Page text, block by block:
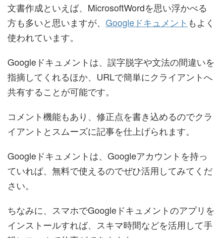
文書作成といえば、MicrosoftWordを思い浮かべる
方も多いと思いますが、 Googleドキュメント もよく
使われています。
Googleドキュメントは、誤字脱字や文法の間違いを
指摘してくれるほか、URLで簡単にクライアントへ
共有することが可能です。
コメント機能もあり、修正点を書き込めるのでクラ
イアントとスムーズに記事を仕上げられます。
Googleドキュメントは、Googleアカウントを持っ
ていれば、無料で使えるのでぜひ活用してみてくだ
さい。
ちなみに、スマホでGoogleドキュメントのアプリを
インストールすれば、スキマ時間などを活用して手